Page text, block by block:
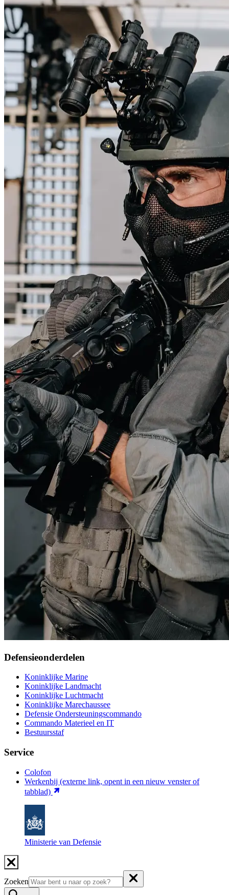
Defensieonderdelen
Koninklijke Marine
Koninklijke Landmacht
Koninklijke Luchtmacht
Koninklijke Marechaussee
Defensie Ondersteuningscommando
Commando Materieel en IT
Bestuursstaf
Service
Colofon
Werkenbij (externe link, opent in een nieuw venster of
tabblad)
Ministerie van Defensie
Zoeken